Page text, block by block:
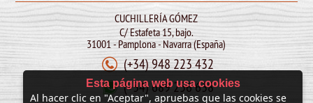
CUCHILLERÍA GÓMEZ
C/ Estafeta 15, bajo.
31001 - Pamplona - Navarra (España)
(+34) 948 223 432
(+34) 689 256 638
Esta página web usa cookies
Al hacer clic en "Aceptar", apruebas que las cookies se